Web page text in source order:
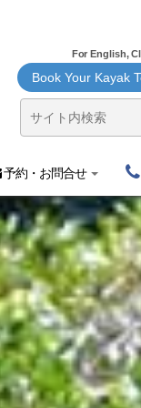
For English,
Book Your Kayak
予約・お問合せ